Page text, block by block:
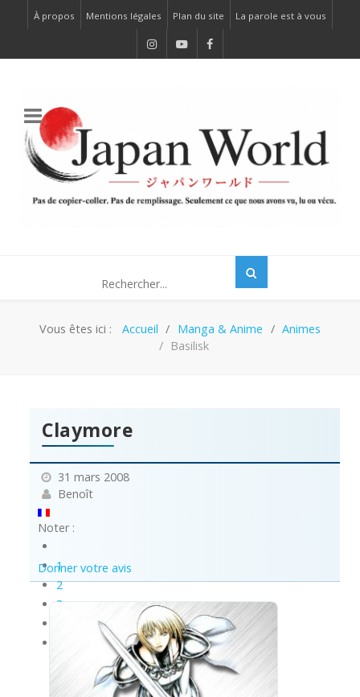
À propos Mentions légales Plan du site La parole est à vous
Vous êtes ici : Accueil Manga & Anime
Animes
Basilisk
Claymore
31 mars 2008
Benoît
Noter :
1
2
3
Donner votre avis